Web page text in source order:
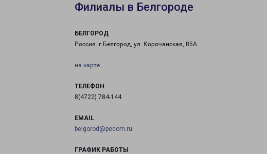
Филиалы в Белгороде
БЕЛГОРОД
Россия. г.Белгород, ул. Корочанская, 85А
на карте
ТЕЛЕФОН
8(4722) 784-144
EMAIL
belgorod@pecom.ru
ГРАФИК РАБОТЫ